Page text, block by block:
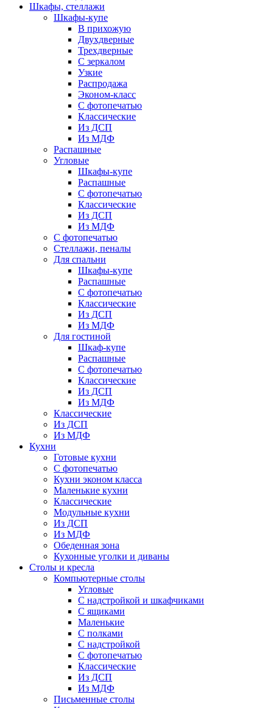
Шкафы, стеллажи
Шкафы-купе
В прихожую
Двухдверные
Трехдверные
С зеркалом
Узкие
Распродажа
Эконом-класс
С фотопечатью
Классические
Из ДСП
Из МДФ
Распашные
Угловые
Шкафы-купе
Распашные
С фотопечатью
Классические
Из ДСП
Из МДФ
С фотопечатью
Стеллажи, пеналы
Для спальни
Шкафы-купе
Распашные
С фотопечатью
Классические
Из ДСП
Из МДФ
Для гостиной
Шкаф-купе
Распашные
С фотопечатью
Классические
Из ДСП
Из МДФ
Классические
Из ДСП
Из МДФ
Кухни
Готовые кухни
С фотопечатью
Кухни эконом класса
Маленькие кухни
Классические
Модульные кухни
Из ДСП
Из МДФ
Обеденная зона
Кухонные уголки и диваны
Столы и кресла
Компьютерные столы
Угловые
С надстройкой и шкафчиками
С ящиками
Маленькие
С полками
С надстройкой
С фотопечатью
Классические
Из ДСП
Из МДФ
Письменные столы